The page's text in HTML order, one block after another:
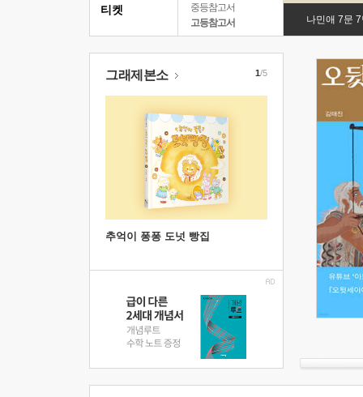
중등참고서
고등참고서
나민애 7문
티켓
그래제본소
추억이 퐁퐁 도넛 빵집
1/5